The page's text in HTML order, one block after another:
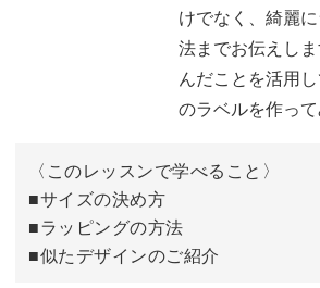
白い四角を上に重ねる
背景色を変える方法
1つ目のボトルにラベルを貼る
2つ目のボトルにラベルを貼る
可愛い印象のおすすめフォント
けでなく、綺麗
法までお伝えし
んだことを活用
のラベルを作っ
〈このレッスンで学べること〉
■サイズの決め方
■ラッピングの方法
■似たデザインのご紹介